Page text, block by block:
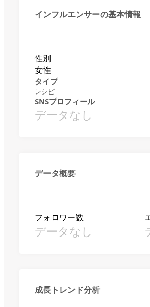
インフルエンサーの基本情報
性別
女性
タイプ
レシピ
SNSプロフィール
データなし
データ概要
フォロワー数
データなし
成長トレンド分析